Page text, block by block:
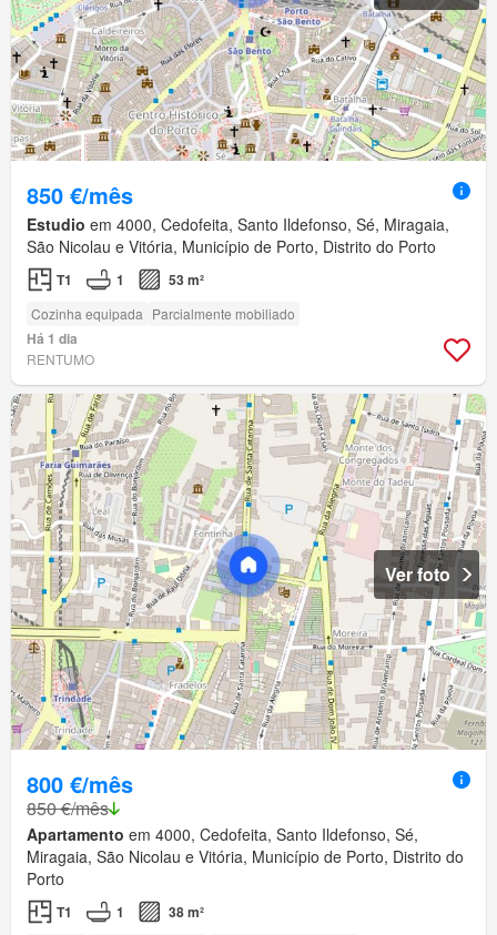
850 €/mês
Estudio em 4000, Cedofeita, Santo Ildefonso, Sé, Miragaia,
São Nicolau e Vitória, Município de Porto, Distrito do Porto
T1 1 53 m²
Cozinha equipada Parcialmente mobiliado
Há 1 dia
RENTUMO
Ver foto
800 €/mês
850 €/mês
Apartamento em 4000, Cedofeita, Santo Ildefonso, Sé,
Miragaia, São Nicolau e Vitória, Município de Porto, Distrito do
Porto
T1 1 38 m²